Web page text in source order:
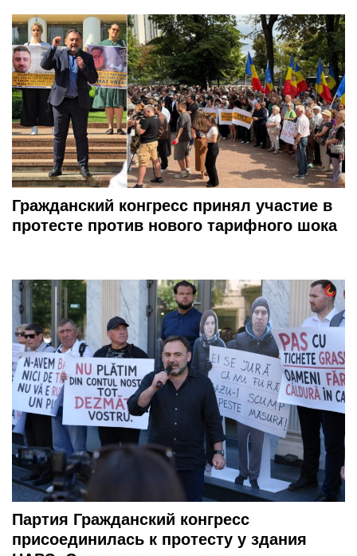
Гражданский конгресс принял участие в
протесте против нового тарифного шока
Партия Гражданский конгресс
присоединилась к протесту у здания